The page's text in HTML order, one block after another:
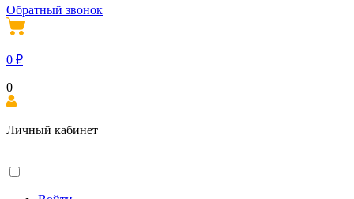
Обратный звонок
0 ₽
0
Личный кабинет